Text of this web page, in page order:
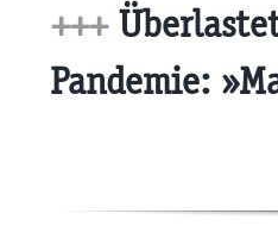
+++
Pandemie: